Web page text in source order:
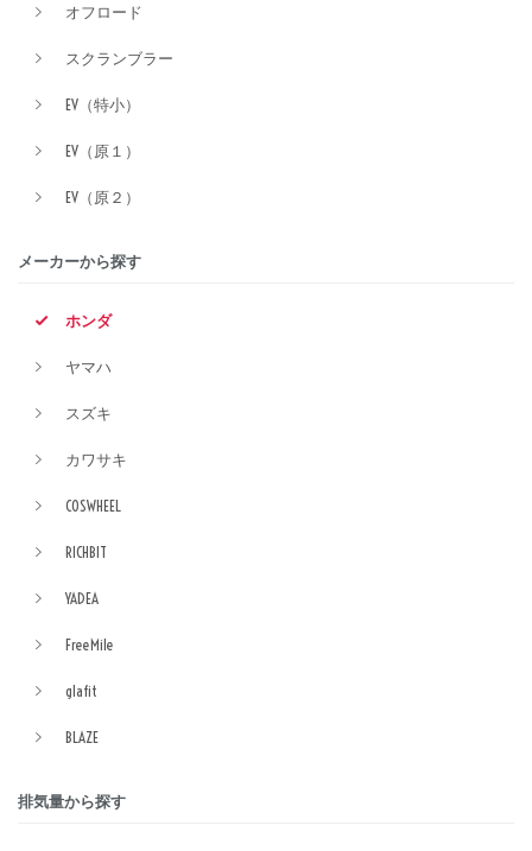
オフロード
スクランブラー
EV（特小）
EV（原１）
EV（原２）
メーカーから探す
ホンダ
ヤマハ
スズキ
カワサキ
COSWHEEL
RICHBIT
YADEA
FreeMile
glafit
BLAZE
排気量から探す